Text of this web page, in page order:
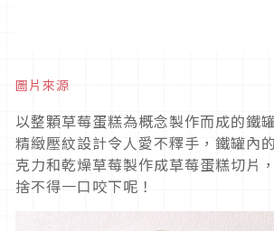
圖片來源
以整顆草莓蛋糕為概念製作而成的鐵
精緻壓紋設計令人愛不釋手，鐵罐內
克力和乾燥草莓製作成草莓蛋糕切片
捨不得一口咬下呢！